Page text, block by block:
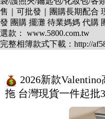
售｜可批發｜團購長期配合
發 團購 擺灘 待業媽媽 代購
選款： www.5800.com.tw
完整相簿款式下載：http://
2026新款
拖 台灣現貨一件起批